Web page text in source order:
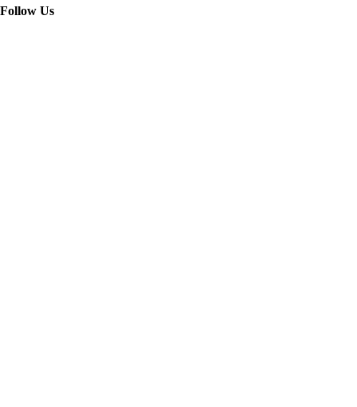
Follow Us